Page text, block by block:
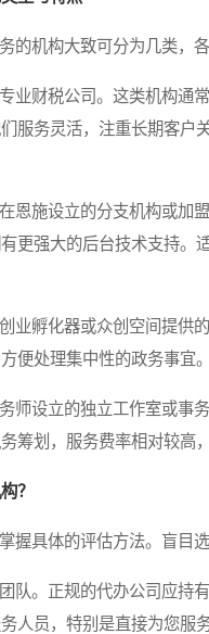
机构大致可分为几类，各
财税公司。这类机构通
服务灵活，注重长期客户
施设立的分支机构或加
更强大的后台技术支持。
孵化器或众创空间提供
便处理集中性的政务事宜
设立的独立工作室或事
筹划，服务费率相对较高
？
具体的评估方法。盲目选
。正规的代办公司应持
人员，特别是直接为您服